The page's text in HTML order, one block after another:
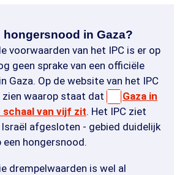
hongersnood in Gaza?
voorwaarden van het IPC is er op
geen sprake van een officiële
Gaza. Op de website van het IPC
zien waarop staat dat
Gaza in
schaal van vijf zit. Het IPC ziet
afgesloten - gebied duidelijk
hongersnood.
drempelwaarden is wel al